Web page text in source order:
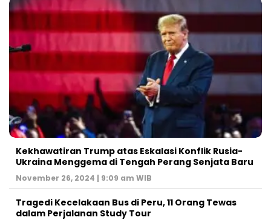
Kekhawatiran Trump atas Eskalasi Konflik Rusia-
Ukraina Menggema di Tengah Perang Senjata Baru
November 26, 2024 | 9:09 am WIB
Tragedi Kecelakaan Bus di Peru, 11 Orang Tewas
dalam Perjalanan Study Tour